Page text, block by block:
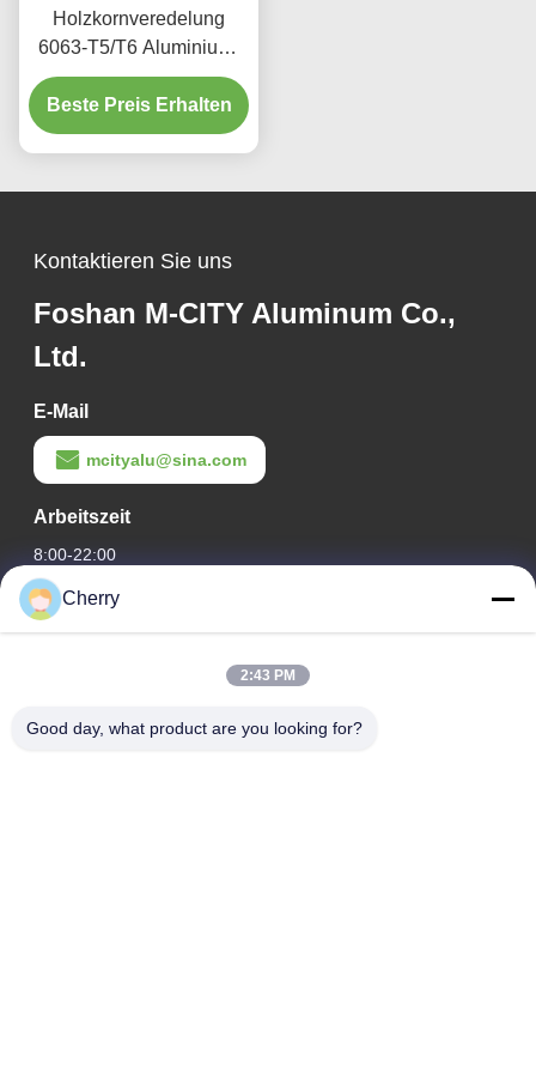
Holzkornveredelung
6063-T5/T6 Aluminium-
Aerofoil Louver mit 100
mm bis 600 mm Breite für
architektonische
Beste Preis Erhalten
Kontaktieren Sie uns
Foshan M-CITY Aluminum Co.,
Ltd.
E-Mail
mcityalu@sina.com
Arbeitszeit
8:00-22:00
Unsere Adresse
Hegui Industriepark, Lishui, Nanhai Foshan Guangdong PR
Cherry
2:43 PM
Good day, what product are you looking for?